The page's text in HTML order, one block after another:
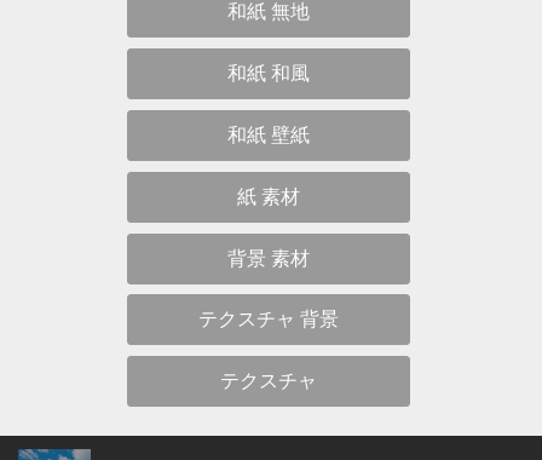
和紙 無地
和紙 和風
和紙 壁紙
紙 素材
背景 素材
テクスチャ 背景
テクスチャ